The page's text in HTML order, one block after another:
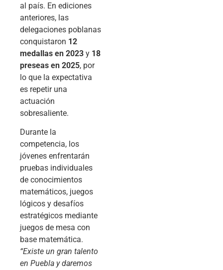
al país. En ediciones
anteriores, las
delegaciones poblanas
conquistaron 12
medallas en 2023 y 18
preseas en 2025, por
lo que la expectativa
es repetir una
actuación
sobresaliente.
Durante la
competencia, los
jóvenes enfrentarán
pruebas individuales
de conocimientos
matemáticos, juegos
lógicos y desafíos
estratégicos mediante
juegos de mesa con
base matemática.
“Existe un gran talento
en Puebla y daremos